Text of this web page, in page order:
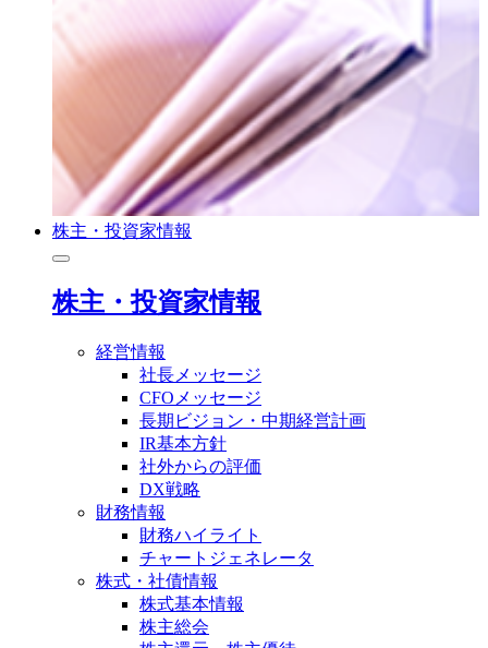
株主・投資家情報
株主・投資家情報
経営情報
社長メッセージ
CFOメッセージ
長期ビジョン・中期経営計画
IR基本方針
社外からの評価
DX戦略
財務情報
財務ハイライト
チャートジェネレータ
株式・社債情報
株式基本情報
株主総会